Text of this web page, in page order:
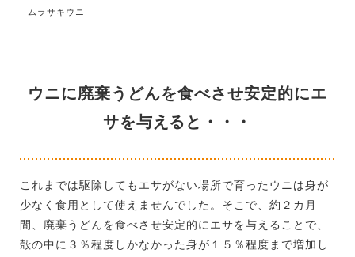
ムラサキウニ
ウニに廃棄うどんを食べさせ安定的にエ
サを与えると・・・
これまでは駆除してもエサがない場所で育ったウニは身が
少なく食用として使えませんでした。そこで、約２カ月
間、廃棄うどんを食べさせ安定的にエサを与えることで、
殻の中に３％程度しかなかった身が１５％程度まで増加し